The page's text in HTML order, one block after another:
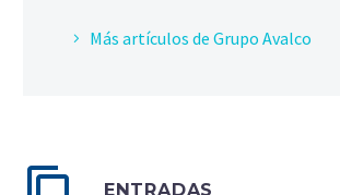
Más artículos de Grupo Avalco
ENTRADAS